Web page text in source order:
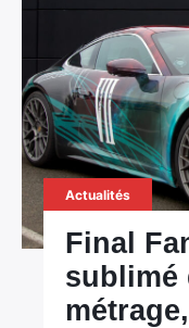
Actualités
Final
sublimé